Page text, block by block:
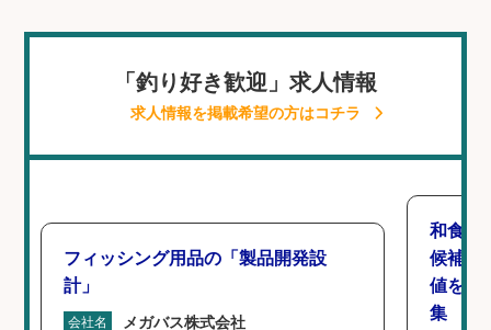
「釣り好き歓迎」求人情報
求人情報を掲載希望の方はコチラ
フィッシング用品の「製品開発設
計」
会社名 メガバス株式会社
和食,
候補/
値を上
集